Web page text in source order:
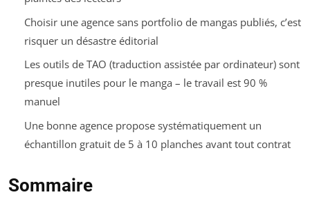
Choisir une agence sans portfolio de mangas publiés, c’est
risquer un désastre éditorial
Les outils de TAO (traduction assistée par ordinateur) sont
presque inutiles pour le manga – le travail est 90 %
manuel
Une bonne agence propose systématiquement un
échantillon gratuit de 5 à 10 planches avant tout contrat
Sommaire